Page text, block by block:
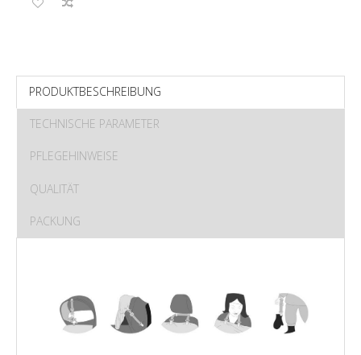
PRODUKTBESCHREIBUNG
TECHNISCHE PARAMETER
PFLEGEHINWEISE
QUALITÄT
PACKUNG